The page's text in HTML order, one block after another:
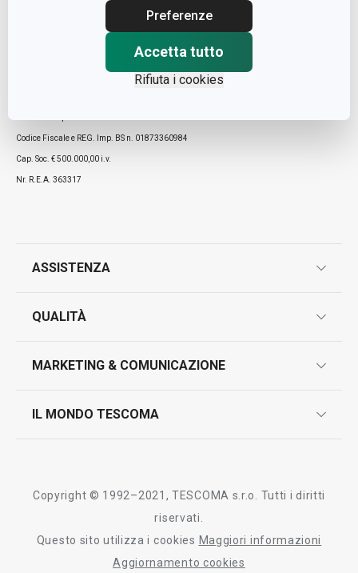
Preferenze
Accetta tutto
Rifiuta i cookies
Codice Fiscale e REG. Imp. BS n. 01873360984
Cap. Soc. € 500.000,00 i.v.
Nr. R.E.A. 363317
ASSISTENZA
contatti
QUALITÀ
test sui prodotti
MARKETING & COMUNICAZIONE
IL MONDO TESCOMA
Tescoma nel mondo
Copyright © 1992–2021, TESCOMA s.r.o. Tutti i diritti
riservati.
Questo sito utilizza i cookies Maggiori informazioni
Aggiornamento cookies